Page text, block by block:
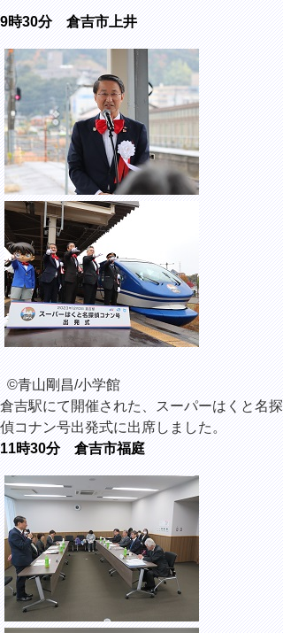
9時30分 倉吉市上井
©青山剛昌/小学館
倉吉駅にて開催された、スーパーはくと名探
偵コナン号出発式に出席しました。
11時30分 倉吉市福庭